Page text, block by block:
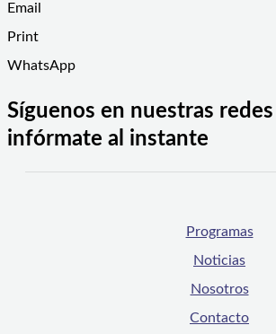
Email
Print
WhatsApp
Síguenos en nuestras
infórmate al instante
Programas
Noticias
Nosotros
Contacto